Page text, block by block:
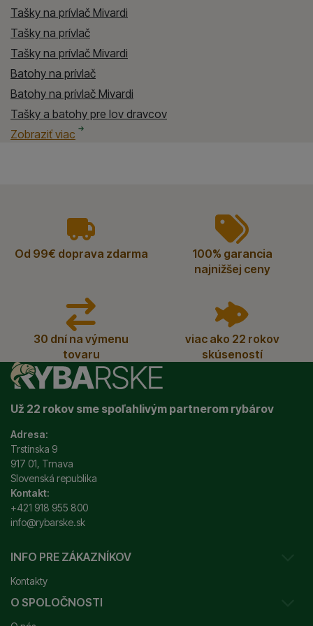
Tašky na prívlač Mivardi
Tašky na prívlač
Tašky na prívlač Mivardi
Batohy na prívlač
Batohy na prívlač Mivardi
Tašky a batohy pre lov dravcov
Tašky a batohy pre lov dravcov Mivardi
Lov zubáčov, šťúk, sumcov
Lov zubáčov, šťúk, sumcov Mivardi
Lov rýb na mori
Lov rýb na mori Mivardi
Spôsob lovu rýb
Spôsob lovu rýb Mivardi
Zobraziť viac
vyhody
Od 99€ doprava zdarma
100% garancia
najnižšej ceny
30 dní na výmenu
tovaru
viac ako 22 rokov
skúseností
Už 22 rokov sme spoľahlivým partnerom rybárov
Adresa:
Trstínska 9
917 01, Trnava
Slovenská republika
Kontakt:
+421 918 955 800
info@rybarske.sk
INFO PRE ZÁKAZNÍKOV
Kontakty
Sledovanie vašej zásielky
O SPOLOČNOSTI